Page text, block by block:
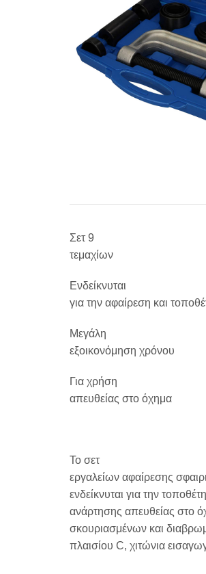
Σετ 9
τεμαχίων
Ενδείκνυται
για την αφαίρεση και
Μεγάλη
εξοικονόμηση χρόνου
Για χρήση
απευθείας στο όχημα
Το σετ
εργαλείων αφαίρεσης
ενδείκνυται για την
ανάρτησης απευθείας στο
σκουριασμένων και
πλαισίου C, χιτώνια